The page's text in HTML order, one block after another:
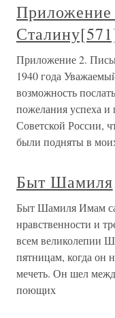
Приложение
Приложение 2.
1940 года
возможность
пожелания успеха
Советской России,
были подняты в
Быт Шамиля
Быт Шамиля Имам
нравственности и
всем великолепии
пятницам, когда он
мечеть. Он шел
поющих